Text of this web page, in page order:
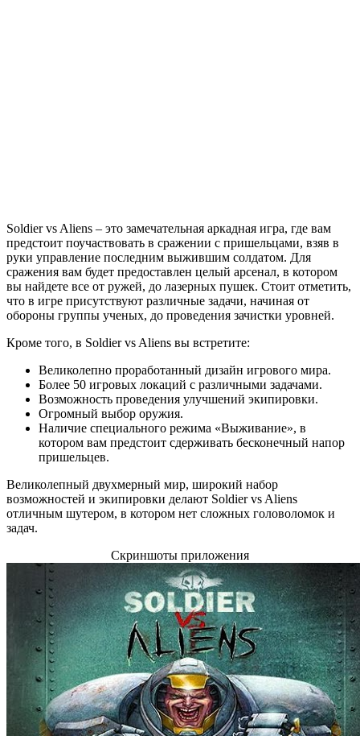
Soldier vs Aliens – это замечательная аркадная игра, где вам
предстоит поучаствовать в сражении с пришельцами, взяв в
руки управление последним выжившим солдатом. Для
сражения вам будет предоставлен целый арсенал, в котором
вы найдете все от ружей, до лазерных пушек. Стоит отметить,
что в игре присутствуют различные задачи, начиная от
обороны группы ученых, до проведения зачистки уровней.
Кроме того, в Soldier vs Aliens вы встретите:
Великолепно проработанный дизайн игрового мира.
Более 50 игровых локаций с различными задачами.
Возможность проведения улучшений экипировки.
Огромный выбор оружия.
Наличие специального режима «Выживание», в
котором вам предстоит сдерживать бесконечный напор
пришельцев.
Великолепный двухмерный мир, широкий набор
возможностей и экипировки делают Soldier vs Aliens
отличным шутером, в котором нет сложных головоломок и
задач.
Скриншоты приложения